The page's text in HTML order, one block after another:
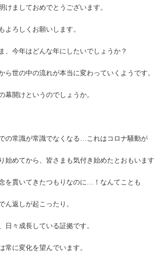
けましておめでとうございます。
よろしくお願いします。
、今年はどんな年にしたいでしょうか？
ら世の中の流れが本当に変わっていくようです。
幕開けというのでしょうか。
の常識が常識でなくなる…これはコロナ騒動が
始めてから、皆さまも気付き始めたとおもいます
を貫いてきたつもりなのに…！なんてことも
ん返しが起こったり。
日々成長している証拠です。
常に変化を望んでいます。